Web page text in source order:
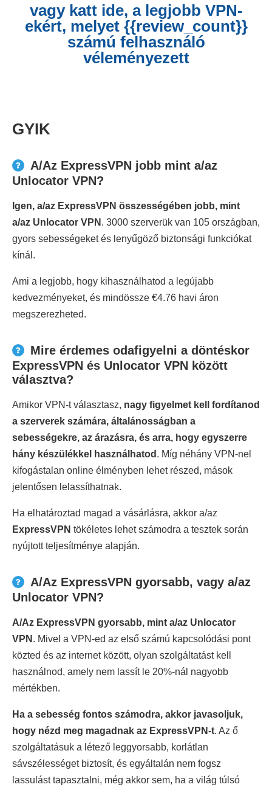
vagy katt ide, a legjobb VPN-
ekért, melyet {{review_count}}
számú felhasználó
véleményezett
GYIK
A/Az ExpressVPN jobb mint a/az
Unlocator VPN?
Igen, a/az ExpressVPN összességében jobb, mint
a/az Unlocator VPN . 3000 szerverük van 105 országban,
gyors sebességeket és lenyűgöző biztonsági funkciókat
kínál.
Ami a legjobb, hogy kihasználhatod a legújabb
kedvezményeket, és mindössze €4.76 havi áron
megszerezheted.
Mire érdemes odafigyelni a döntéskor
ExpressVPN és Unlocator VPN között
választva?
Amikor VPN-t választasz, nagy figyelmet kell fordítanod
a szerverek számára, általánosságban a
sebességekre, az árazásra, és arra, hogy egyszerre
hány készülékkel használhatod . Míg néhány VPN-nel
kifogástalan online élményben lehet részed, mások
jelentősen lelassíthatnak.
Ha elhatároztad magad a vásárlásra, akkor a/az
ExpressVPN tökéletes lehet számodra a tesztek során
nyújtott teljesítménye alapján.
A/Az ExpressVPN gyorsabb, vagy a/az
Unlocator VPN?
A/Az ExpressVPN gyorsabb, mint a/az Unlocator
VPN . Mivel a VPN-ed az első számú kapcsolódási pont
közted és az internet között, olyan szolgáltatást kell
használnod, amely nem lassít le 20%-nál nagyobb
mértékben.
Ha a sebesség fontos számodra, akkor javasoljuk,
hogy nézd meg magadnak az ExpressVPN-t. Az ő
szolgáltatásuk a létező leggyorsabb, korlátlan
sávszélességet biztosít, és egyáltalán nem fogsz
lassulást tapasztalni, még akkor sem, ha a világ túlsó